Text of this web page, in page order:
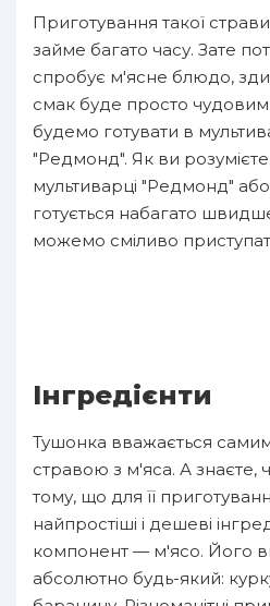
Приготування такої
займе багато часу. Зате
спробує м'ясне блюдо,
смак буде просто
будемо готувати в
"Редмонд". Як ви
мультиварці "Редмонд"
готується набагато
можемо сміливо
Інгредієнти
Тушонка вважається
стравою з м'яса. А знаєте,
тому, що для її
найпростіші і дешеві
компонент — м'ясо. Його
абсолютно будь-який: